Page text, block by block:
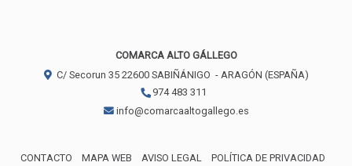
COMARCA ALTO GÁLLEGO
C/ Secorun 35 22600 SABIÑÁNIGO - ARAGÓN (ESPAÑA)
974 483 311
info@comarcaaltogallego.es
CONTACTO MAPA WEB AVISO LEGAL
POLÍTICA DE PRIVACIDAD